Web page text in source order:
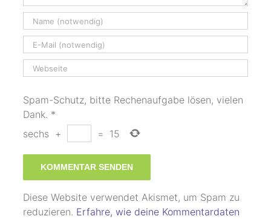
Spam-Schutz, bitte Rechenaufgabe lösen, vielen
Dank. *
sechs + = 15
Diese Website verwendet Akismet, um Spam zu
reduzieren. Erfahre, wie deine Kommentardaten